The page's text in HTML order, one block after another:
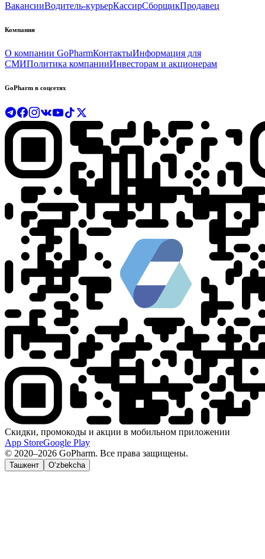
ВакансииВодитель-курьерКассирСборщикПродавец
Компания
О компании GoPharmКонтактыИнформация для
СМИПолитика компанииИнвесторам и акционерам
GoPharm в соцсетях
Скидки, промокоды и акции в мобильном приложении
App StoreGoogle Play
© 2020–2026 GoPharm. Все права защищены.
Ташкент O‘zbekcha